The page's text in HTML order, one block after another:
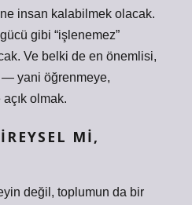
insan kalabilmek olacak.
gibi “işlenemez”
Ve belki de en önemlisi,
— yani öğrenmeye,
olmak.
MI,
değil, toplumun da bir